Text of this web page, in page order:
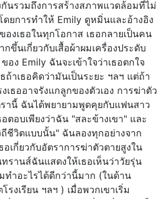
นรวมถึงการสร้างสภาพแวดล้อมที่ไม่
ยการทำให้ Emily ดูหมิ่นและอ้างอิง
องเธอในทุกโอกาส เธอกลายเป็นคน
กขึ้นเกี่ยวกับเสื้อผ้าผมเครื่องประดับ
อง Emily ฉันจะเข้าใจว่าเธอตกใจ
ถ้าเธอคิดว่ามันเป็นระยะ ฯลฯ แต่ถ้า
เธออาจรังแกลูกของตัวเอง การฆ่าตัว
านี้ ฉันได้พยายามพูดคุยกับแฟนสาว
อตอบเพียงว่าฉัน "สละข้างเขา" และ
ถีชีวิตแบบนั้น" ฉันลองทุกอย่างจาก
อเกี่ยวกับอัตราการฆ่าตัวตายสูงใน
รานส์ฉันแสดงให้เธอเห็นว่าวัยรุ่น
ทำอะไรได้ดีกว่านี้มาก (ในด้าน
รงเรียน ฯลฯ ) เมื่อพวกเขาเริ่ม